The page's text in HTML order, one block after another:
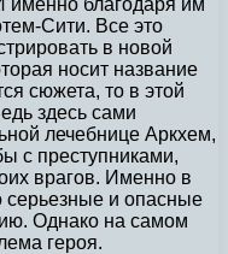
Сити. Все это
в новой
носит название
сюжета, то в этой
здесь сами
лечебнице Аркхем,
с преступниками,
врагов. Именно в
серьезные и опасные
Однако на самом
героя.